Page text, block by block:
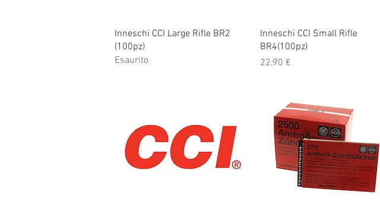
Vista rapida
Inneschi CCI Large Rifle BR2
(100pz)
Esaurito
Vista rapida
Inneschi CCI Small Rifle
BR4(100pz)
Prezzo
22,90 €